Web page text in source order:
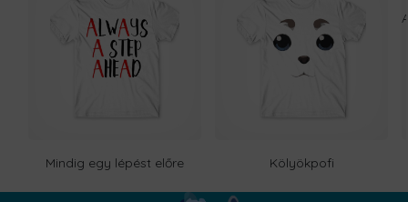
Mindig egy lépést előre Kölyökpofi